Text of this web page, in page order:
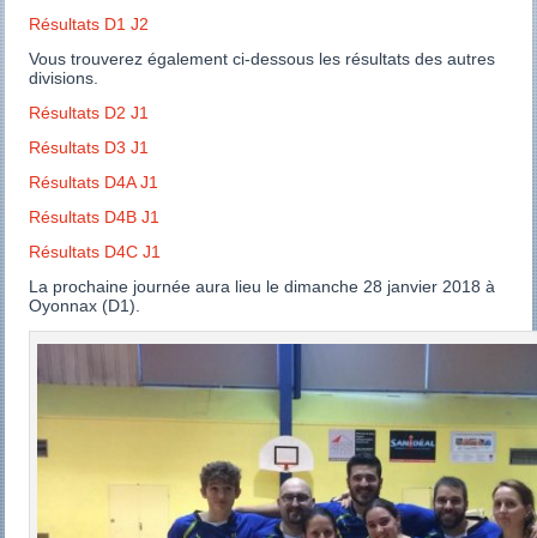
Résultats D1 J2
Vous trouverez également ci-dessous les résultats des autres
divisions.
Résultats D2 J1
Résultats D3 J1
Résultats D4A J1
Résultats D4B J1
Résultats D4C J1
La prochaine journée aura lieu le dimanche 28 janvier 2018 à
Oyonnax (D1).